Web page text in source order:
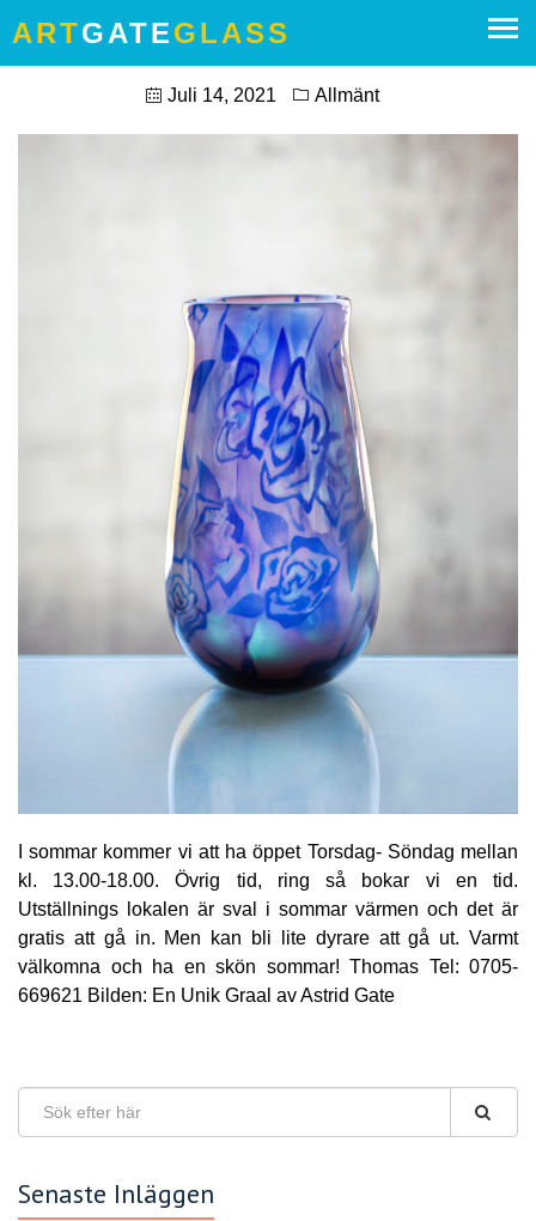
ARTGATEGLASS
Juli 14, 2021 Allmänt
I sommar kommer vi att ha öppet Torsdag- Söndag mellan
kl. 13.00-18.00. Övrig tid, ring så bokar vi en tid.
Utställnings lokalen är sval i sommar värmen och det är
gratis att gå in. Men kan bli lite dyrare att gå ut. Varmt
välkomna och ha en skön sommar! Thomas Tel: 0705-
669621 Bilden: En Unik Graal av Astrid Gate
Senaste Inläggen